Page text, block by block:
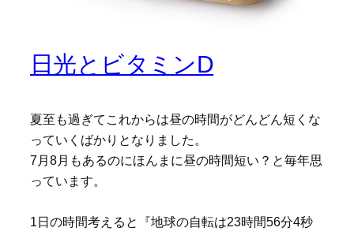
日光とビタミンD
夏至も過ぎてこれからは昼の時間がどんどん短くな
っていくばかりとなりました。
7月8月もあるのにほんまに昼の時間短い？と毎年思
っています。
1日の時間考えると『地球の自転は23時間56分4秒